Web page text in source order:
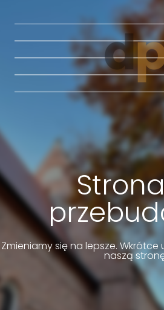
Zmieniamy się na lepsze. Wkrótce
naszą